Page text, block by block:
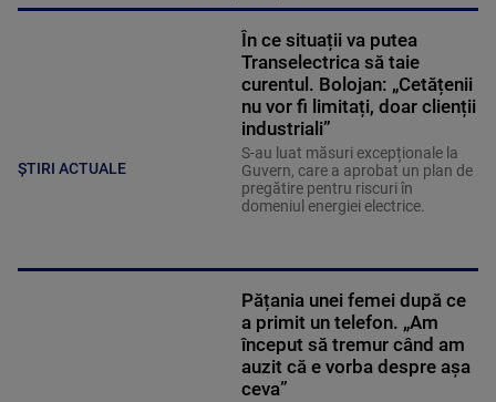
ȘTIRI ACTUALE
În ce situații va putea
Transelectrica să taie
curentul. Bolojan: „Cetățenii
nu vor fi limitați, doar clienții
industriali”
S-au luat măsuri excepționale la
Guvern, care a aprobat un plan de
pregătire pentru riscuri în
domeniul energiei electrice.
Pățania unei femei după ce
a primit un telefon. „Am
început să tremur când am
auzit că e vorba despre așa
ceva”